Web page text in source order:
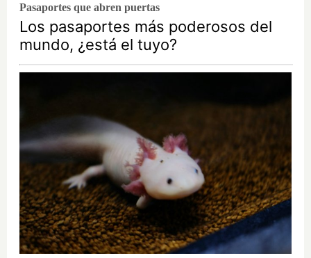
Pasaportes que abren puertas
Los pasaportes más poderosos del
mundo, ¿está el tuyo?